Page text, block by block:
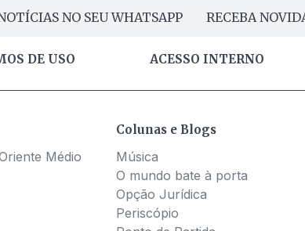
NO SEU WHATSAPP RECEBA
DE USO ACESSO INTERNO
Médio
Colunas e Blogs
Música
O mundo bate à porta
Opção Jurídica
Periscópio